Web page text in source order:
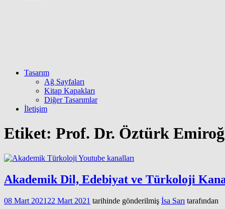
Tasarım
Ağ Sayfaları
Kitap Kapakları
Diğer Tasarımlar
İletişim
Etiket: Prof. Dr. Öztürk
Akademik Dil, Edebiyat ve Türkoloji
08 Mart 2021 22 Mart 2021 tarihinde gönderilmiş İsa Sarı tarafından